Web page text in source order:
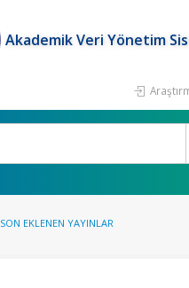
Akademik Veri Yönetim
SON EKLENEN YAYINLAR